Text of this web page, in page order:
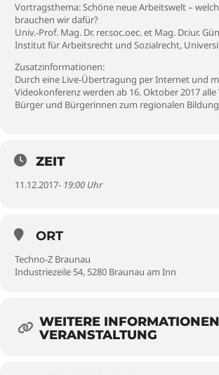
Vortragsthema: Schöne neue Arbeitswelt –
brauchen wir dafür?
Univ.-Prof. Mag. Dr. rer.soc.oec. et Mag. Dr.iur.
Institut für Arbeitsrecht und Sozialrecht,
Zusatzinformationen:
Durch eine Live-Übertragung per Internet und
Videokonferenz werden ab 16. Oktober 2017
Bürger und Bürgerinnen zum regionalen
ZEIT
11.12.2017- 19:00 Uhr
ORT
Techno-Z Braunau
Industriezeile 54, 5280 Braunau am Inn
WEITERE
VERANSTALTUNG